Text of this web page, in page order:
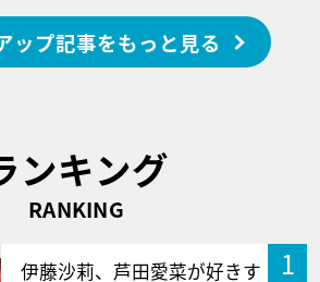
ップ記事をもっと見る
ンキング
RANKING
1
伊藤沙莉、芦田愛菜が好きす